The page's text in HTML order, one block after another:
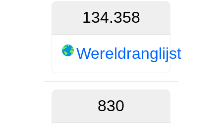
134.358
Wereldranglijst
830